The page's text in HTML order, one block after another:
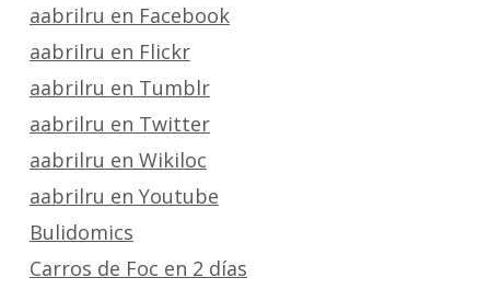
aabrilru en Facebook
aabrilru en Flickr
aabrilru en Tumblr
aabrilru en Twitter
aabrilru en Wikiloc
aabrilru en Youtube
Bulidomics
Carros de Foc en 2 días